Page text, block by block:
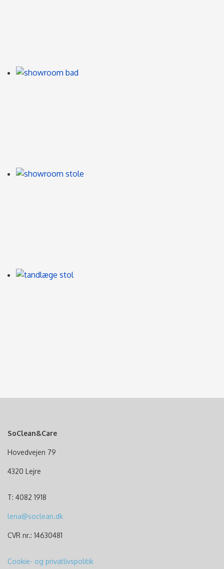
SoClean&Care
Hovedvejen 79
4320 Lejre
T: 4082 1918
lena@soclean.dk
CVR nr.: 14630481
Cookie- og privatlivspolitik